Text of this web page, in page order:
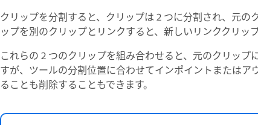
クリップを分割すると、クリップは 2 つに分割され、元
ップを別のクリップとリンクすると、新しいリンククリッ
これらの 2 つのクリップを組み合わせると、元のクリッ
すが、ツールの分割位置に合わせてインポイントまたは
ることも削除することもできます。